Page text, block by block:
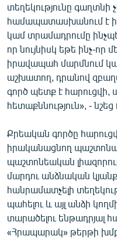
տեղեկությունը գաղտնի
համապատասխանում է
կամ տրամադրումը
որ նույնիսկ եթե ինչ-
իրավապահ մարմնում
աշխատող, դրանով
գործ պետք է հարուցվի,
հետաքննություն», -
Քրեական գործը
իրականացնող
պաշտոնեական
մարդու անձնական
հանրամատչելի
պահելու և այլ անձի
տարածելու ենթադրյալ
«Հրապարակ» թերթի